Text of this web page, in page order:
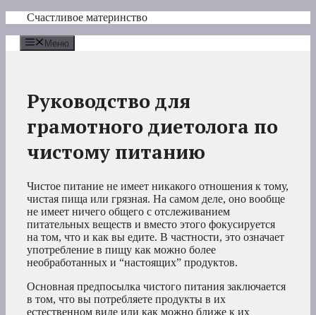
Перейти
содержимому
Счастливое материнство
Меню
Руководство для
грамотного диетолога по
чистому питанию
Чистое питание не имеет никакого отношения к тому,
чистая пища или грязная. На самом деле, оно вообще
не имеет ничего общего с отслеживанием
питательных веществ и вместо этого фокусируется
на том, что и как вы едите. В частности, это означает
употребление в пищу как можно более
необработанных и “настоящих” продуктов.
Основная предпосылка чистого питания заключается
в том, что вы потребляете продукты в их
естественном виде или как можно ближе к их